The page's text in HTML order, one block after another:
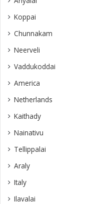
Koppai
Chunnakam
Neerveli
Vaddukoddai
America
Netherlands
Kaithady
Nainativu
Tellippalai
Araly
Italy
Ilavalai